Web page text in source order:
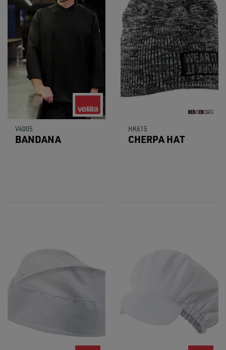
V4005
BANDANA
HK615
CHERPA HAT